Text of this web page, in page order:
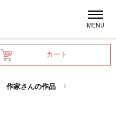
カート
作家さんの作品